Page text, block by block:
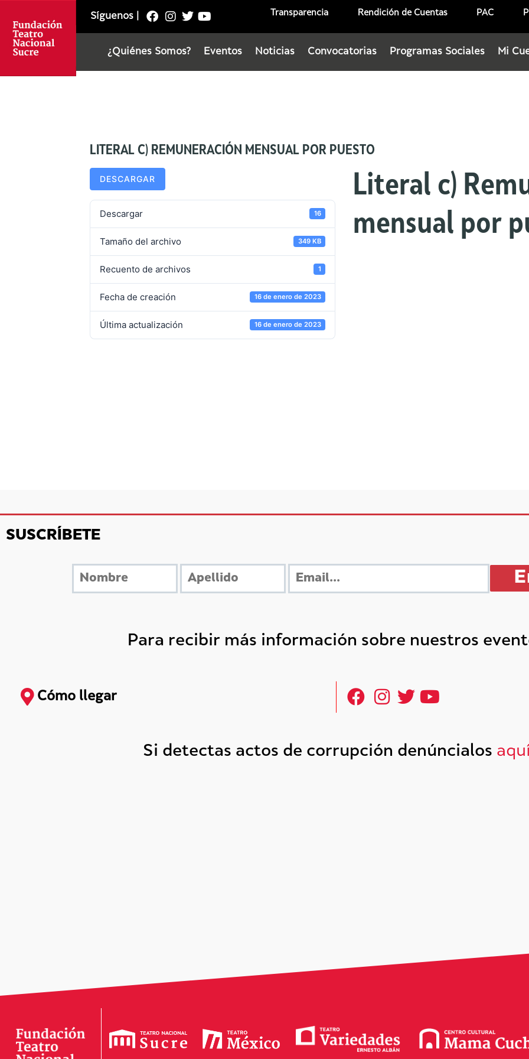
Síguenos Transparencia Rendición de Cuentas PAC
¿Quiénes Somos? Eventos Noticias Convocatorias Programas Sociales Mi
LITERAL C) REMUNERACIÓN MENSUAL POR PUESTO
DESCARGAR
Descargar 16
Tamaño del archivo 349 KB
Recuento de archivos 1
Fecha de creación 16 de enero de 2023
Última actualización 16 de enero de 2023
Literal c)
mensual por
SUSCRÍBETE
Para recibir más información sobre nuestros
Cómo llegar
Si detectas actos de corrupción denúncialos aquí